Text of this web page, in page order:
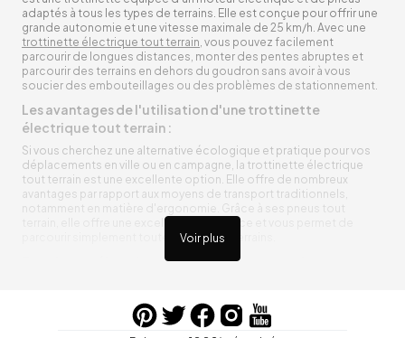
Voir plus
adaptés à tous les types de terrains. Elle est conçue pour offrir une
grande autonomie et une vitesse maximale de 25 km/h. Avec une
trottinette électrique tout terrain, vous pouvez facilement
parcourir de longues distances, monter des pentes abruptes et
parcourir des terrains en dehors du goudron sans avoir à vous
soucier des embouteillages ou des problèmes de stationnement.
Les avantages de l'utilisation d'une trottinette
électrique tout terrain :
Si vous cherchez une alternative écologique et pratique pour vos
déplacements en ville ou en campagne, la trottinette électrique
tout terrain est une excellente option. Elle offre de nombreux
avantages par rapport aux moyens de transport traditionnels,
notamment en matière d'ergonomie. Grâce à ses pneus tout
terrain, elle offre une excellente adhérence et vous permet de
parcourir simplement toutes sortes de terrains.
Trottinette électrique tout terrain ergonomique
entre vos trajets, vous n’aurez pas à vous soucier de l’état de sa
batterie. De plus, elle est équipée de pneus résistants qui peuvent